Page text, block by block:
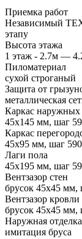
Приемка работ
Независимый
этапу
Высота этажа
1 этаж - 2.7м —
Пиломатериал
сухой строганый
Защита от
металлическая
Каркас наружных
45х145 мм, шаг
Каркас
45х95 мм, шаг
Лаги пола
45х195 мм, шаг
Вентзазор стен
брусок 45х45 мм,
Вентзазор кровли
брусок 45х45 мм,
Наружная отделка
имитация бруса